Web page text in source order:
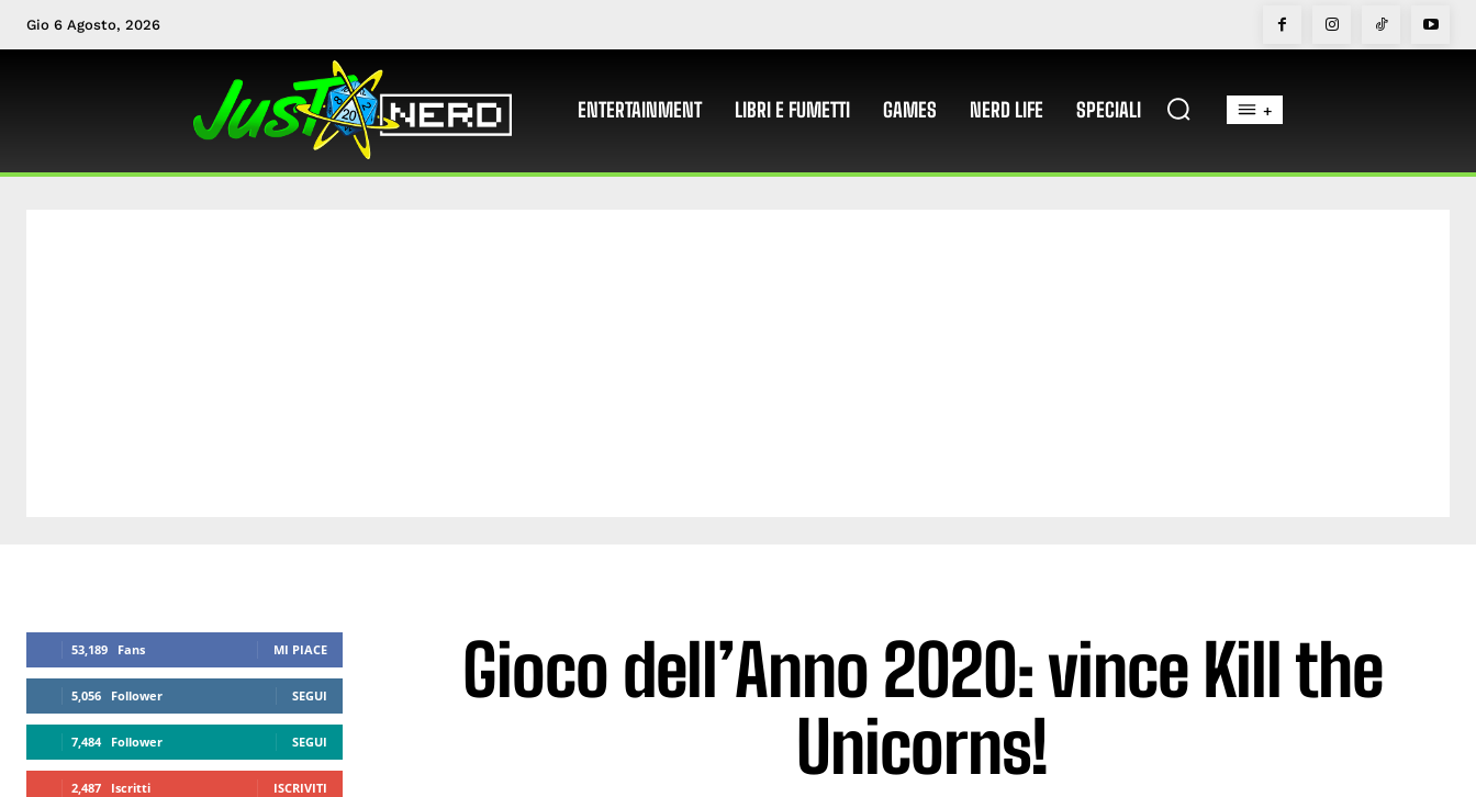
Gio 6 Agosto, 2026
ENTERTAINMENT LIBRI E FUMETTI GAMES NERD LIFE SPECIALI +
53,189 Fans MI PIACE
5,056 Follower SEGUI
7,484 Follower SEGUI
2,487 Iscritti ISCRIVITI
Gioco dell’Anno 2020: vince Kill the
Unicorns!